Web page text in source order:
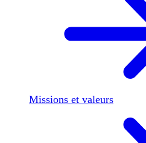
Missions et valeurs